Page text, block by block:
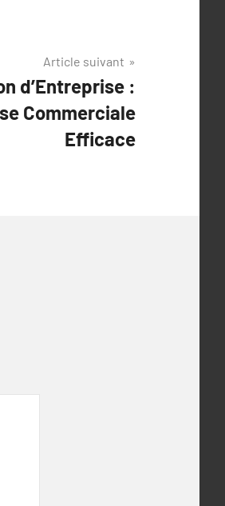
Article suivant
d’Entreprise :
Commerciale
Efficace